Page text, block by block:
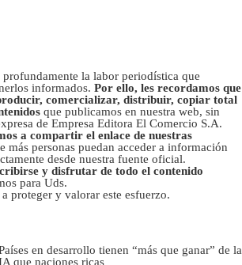
la labor periodística que
informados. Por ello, les recordamos que
comercializar, distribuir, copiar total
que publicamos en nuestra web, sin
de Empresa Editora El Comercio S.A.
a compartir el enlace de nuestras
más personas puedan acceder a información
desde nuestra fuente oficial.
y disfrutar de todo el contenido
para Uds.
proteger y valorar este esfuerzo.
en desarrollo tienen “más que ganar” de la
que naciones ricas